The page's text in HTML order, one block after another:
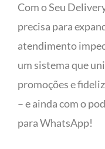
Com o Seu
precisa para
atendimento
um sistema que
promoções e
– e ainda com o
para WhatsApp!